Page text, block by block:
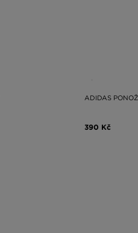
ADIDAS
390 Kč